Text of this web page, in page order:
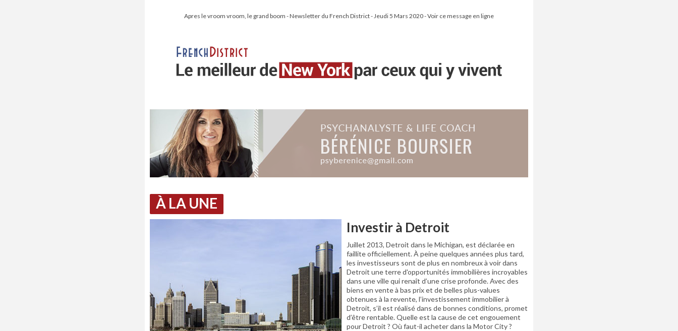
Apres le vroom vroom, le grand boom - Newsletter du French District - Jeudi 5 Mars 2020 - Voir ce message en ligne
À LA UNE
Investir à Detroit
Juillet 2013, Detroit dans le Michigan, est déclarée en
faillite officiellement. À peine quelques années plus tard,
les investisseurs sont de plus en nombreux à voir dans
Detroit une terre d'opportunités immobilières incroyables
dans une ville qui renaît d’une crise profonde. Avec des
biens en vente à bas prix et de belles plus-values
obtenues à la revente, l’investissement immobilier à
Detroit, s’il est réalisé dans de bonnes conditions, promet
d’être rentable. Quelle est la cause de cet engouement
pour Detroit ? Où faut-il acheter dans la Motor City ?